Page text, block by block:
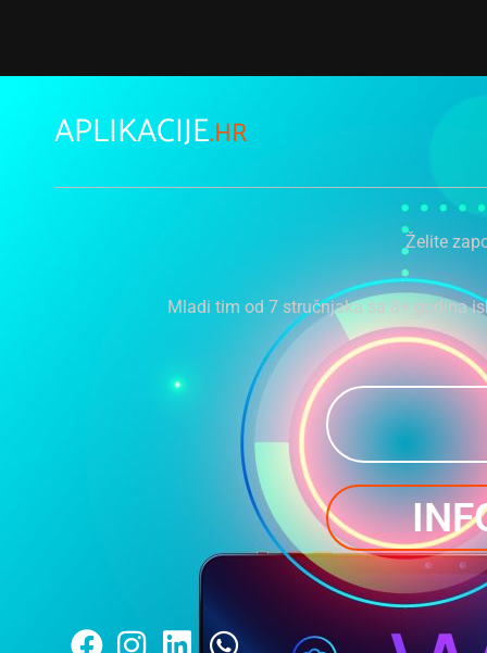
APLIKACIJE.HR
Želite
Mladi tim od 7 stručnjaka sa 8+ godina